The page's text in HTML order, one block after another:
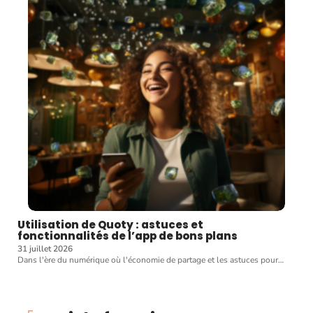
Utilisation de Quoty : astuces et
fonctionnalités de l’app de bons plans
31 juillet 2026
Dans l'ère du numérique où l'économie de partage et les astuces pour…